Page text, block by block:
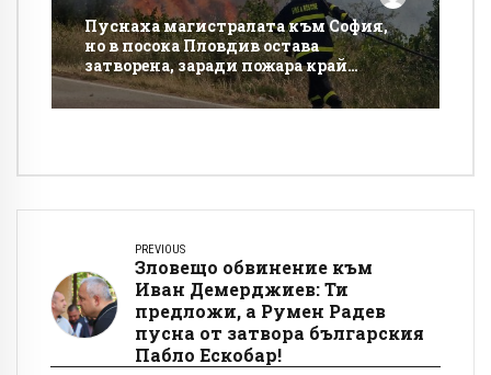
Пуснаха магистралата към София,
но в посока Пловдив остава
затворена, заради пожара край
Церово
PREVIOUS
Зловещо обвинение към
Иван Демерджиев: Ти
предложи, а Румен Радев
пусна от затвора българския
Пабло Ескобар!